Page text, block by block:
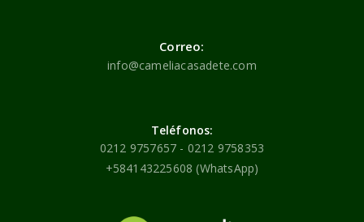
Correo:
info@cameliacasadete.com
Teléfonos:
0212 9757657 - 0212 9758353
+584143225608 (WhatsApp)